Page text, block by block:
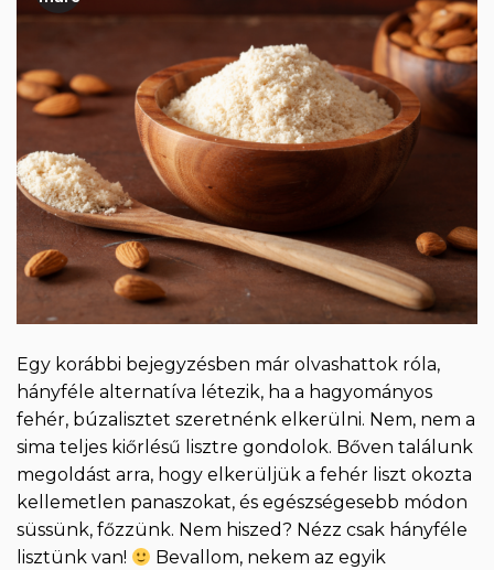
Egy korábbi bejegyzésben már olvashattok róla,
hányféle alternatíva létezik, ha a hagyományos
fehér, búzalisztet szeretnénk elkerülni. Nem, nem a
sima teljes kiőrlésű lisztre gondolok. Bőven találunk
megoldást arra, hogy elkerüljük a fehér liszt okozta
kellemetlen panaszokat, és egészségesebb módon
süssünk, főzzünk. Nem hiszed? Nézz csak hányféle
lisztünk van!
Bevallom, nekem az egyik